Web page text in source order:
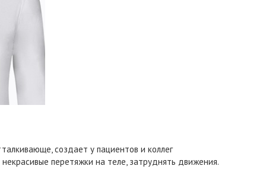
создает у пациентов и коллег
перетяжки на теле, затруднять движения.